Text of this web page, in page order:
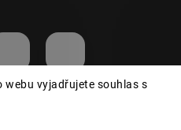
webu vyjadřujete souhlas s